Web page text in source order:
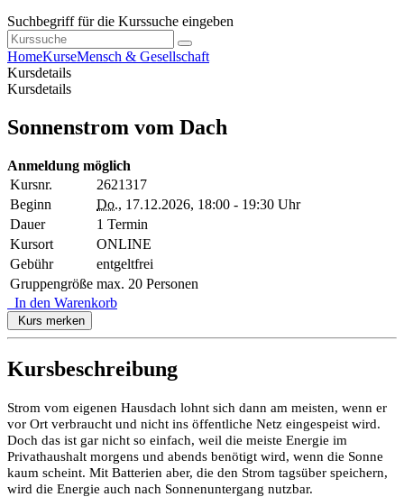
Suchbegriff für die Kurssuche eingeben
HomeKurseMensch & Gesellschaft
Kursdetails
Kursdetails
Sonnenstrom vom Dach
Anmeldung möglich
Kursnr.
2621317
Beginn
Do., 17.12.2026, 18:00 - 19:30 Uhr
Dauer
1 Termin
Kursort
ONLINE
Gebühr
entgeltfrei
Gruppengröße max. 20 Personen
In den Warenkorb
Kurs merken
Kursbeschreibung
Strom vom eigenen Hausdach lohnt sich dann am meisten, wenn er
vor Ort verbraucht und nicht ins öffentliche Netz eingespeist wird.
Doch das ist gar nicht so einfach, weil die meiste Energie im
Privathaushalt morgens und abends benötigt wird, wenn die Sonne
kaum scheint. Mit Batterien aber, die den Strom tagsüber speichern,
wird die Energie auch nach Sonnenuntergang nutzbar.